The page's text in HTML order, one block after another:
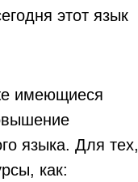
этот язык
имеющиеся
языка. Для тех,
как: